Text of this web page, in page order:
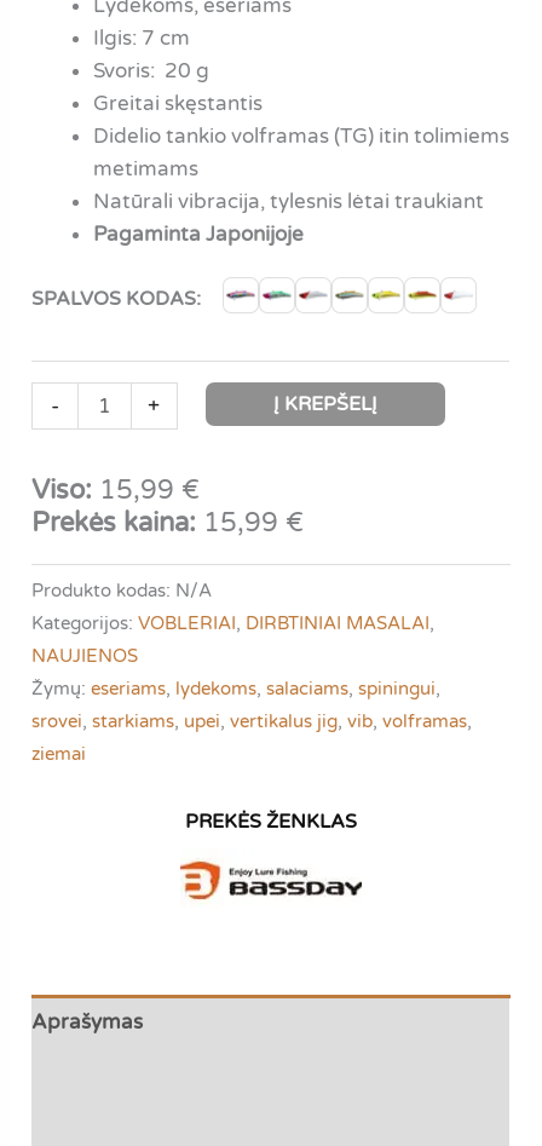
Lydekoms, ešeriams
Ilgis: 7 cm
Svoris: 20 g
Greitai skęstantis
Didelio tankio volframas (TG) itin tolimiems
metimams
Natūrali vibracija, tylesnis lėtai traukiant
Pagaminta Japonijoje
SPALVOS KODAS:
-
produkto
kiekis:
ORC
RANGE
VIB
70TG
|
VIB
VOBLERIS
|
LYDEKOMS,
+ Į KREPŠELĮ
Viso: 15,99 €
Prekės kaina: 15,99 €
Produkto kodas: N/A
Kategorijos:VOBLERIAI, DIRBTINIAI MASALAI,
NAUJIENOS
Žymų:eseriams, lydekoms,salaciams,spiningui,
srovei,starkiams, upei,vertikalus jig,vib,volframas,
ziemai
Aprašymas